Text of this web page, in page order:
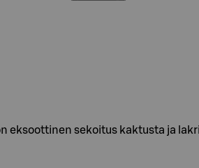
eksoottinen sekoitus kaktusta ja